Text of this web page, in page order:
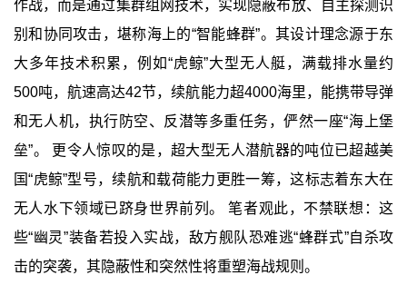
作战，而是通过集群组网技术，实现隐蔽布放、自主探测识
别和协同攻击，堪称海上的“智能蜂群”。其设计理念源于东
大多年技术积累，例如“虎鲸”大型无人艇，满载排水量约
500吨，航速高达42节，续航能力超4000海里，能携带导弹
和无人机，执行防空、反潜等多重任务，俨然一座“海上堡
垒”。 更令人惊叹的是，超大型无人潜航器的吨位已超越美
国“虎鲸”型号，续航和载荷能力更胜一筹，这标志着东大在
无人水下领域已跻身世界前列。 笔者观此，不禁联想：这
些“幽灵”装备若投入实战，敌方舰队恐难逃“蜂群式”自杀攻
击的突袭，其隐蔽性和突然性将重塑海战规则。